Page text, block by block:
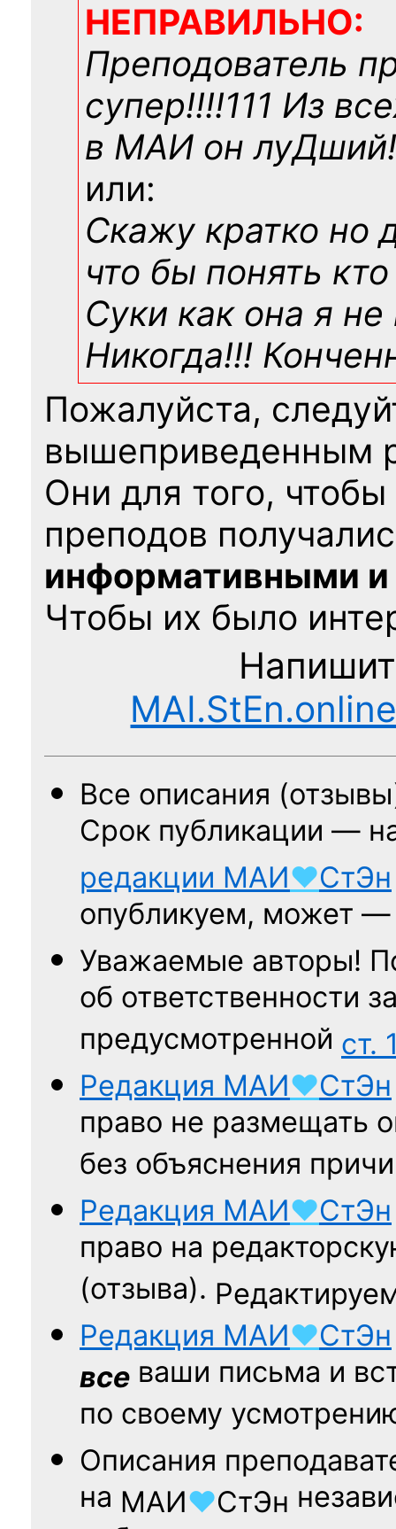
НЕПРАВИЛЬНО:
Преподователь
супер!!!!111 Из
в МАИ он
или:
Скажу кратко но
что бы понять
Суки как она я не
Никогда!!!
Пожалуйста,
вышеприведенным
Они для того,
преподов
информативными
Чтобы их было
Все описания
Срок публикации —
редакции МАИ♥СтЭн
опубликуем, может
Уважаемые авторы!
об ответственности
предусмотренной ст.
Редакция МАИ♥СтЭн
право не размещать
без объяснения
Редакция МАИ♥СтЭн
право на
(отзыва).
Редакция МАИ♥СтЭн
все ваши письма и
по своему
Описания
на МАИ♥СтЭн